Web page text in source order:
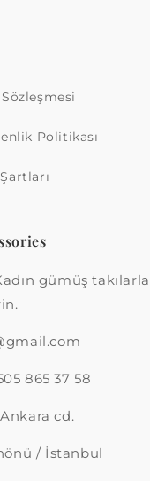
Politikası
gümüş takılarla
865 37 58
cd.
/ İstanbul